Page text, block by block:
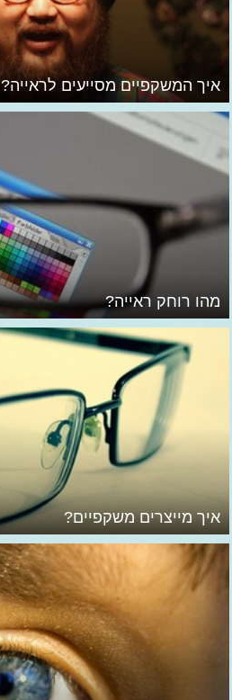
איך המשקפיים מסייעים לראייה?
מהו רוחק ראייה?
איך מייצרים משקפיים?